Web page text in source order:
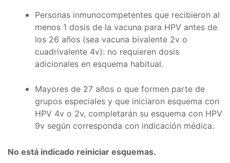
Personas inmunocompetentes que recibieron al
menos 1 dosis de la vacuna para HPV antes de
los 26 años (sea vacuna bivalente 2v o
cuadrivalente 4v): no requieren dosis
adicionales en esquema habitual.
Mayores de 27 años o que formen parte de
grupos especiales y que iniciaron esquema con
HPV 4v o 2v, completarán su esquema con HPV
9v según corresponda con indicación médica.
No está indicado reiniciar esquemas.